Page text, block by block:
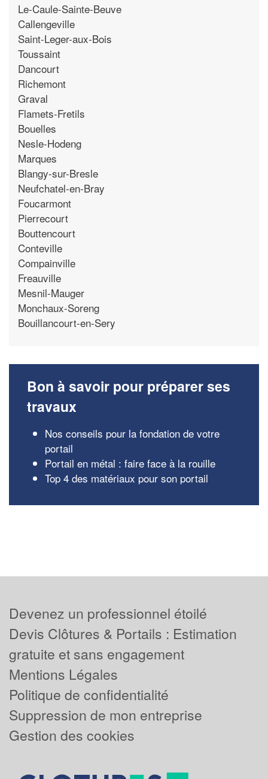
Le-Caule-Sainte-Beuve
Callengeville
Saint-Leger-aux-Bois
Toussaint
Dancourt
Richemont
Graval
Flamets-Fretils
Bouelles
Nesle-Hodeng
Marques
Blangy-sur-Bresle
Neufchatel-en-Bray
Foucarmont
Pierrecourt
Bouttencourt
Conteville
Compainville
Freauville
Mesnil-Mauger
Monchaux-Soreng
Bouillancourt-en-Sery
Bon à savoir pour préparer ses
travaux
Nos conseils pour la fondation de votre
portail
Portail en métal : faire face à la rouille
Top 4 des matériaux pour son portail
Devenez un professionnel étoilé
Devis Clôtures & Portails : Estimation
gratuite et sans engagement
Mentions Légales
Politique de confidentialité
Suppression de mon entreprise
Gestion des cookies